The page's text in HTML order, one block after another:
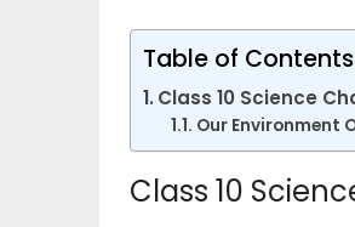
Table of Contents
Class 10 Science
Our Environment
Class 10